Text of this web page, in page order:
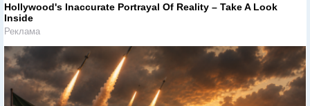
Hollywood's Inaccurate Portrayal Of Reality – Take A Look
Inside
Реклама